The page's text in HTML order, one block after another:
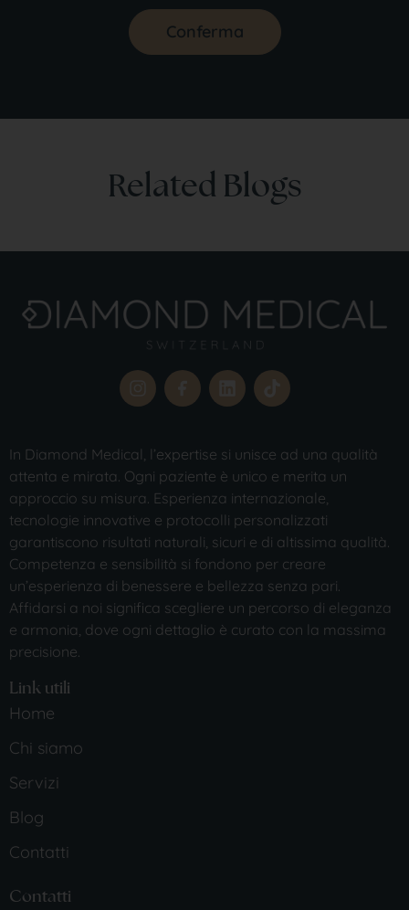
Conferma
Related Blogs
In Diamond Medical, l’expertise si unisce ad una qualità
attenta e mirata. Ogni paziente è unico e merita un
approccio su misura. Esperienza internazionale,
tecnologie innovative e protocolli personalizzati
garantiscono risultati naturali, sicuri e di altissima qualità.
Competenza e sensibilità si fondono per creare
un’esperienza di benessere e bellezza senza pari.
Affidarsi a noi significa scegliere un percorso di eleganza
e armonia, dove ogni dettaglio è curato con la massima
precisione.
Link utili
Home
Chi siamo
Servizi
Blog
Contatti
Contatti